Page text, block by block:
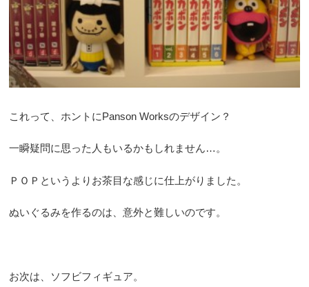
これって、ホントにPanson Worksのデザイン？
一瞬疑問に思った人もいるかもしれません…。
ＰＯＰというよりお茶目な感じに仕上がりました。
ぬいぐるみを作るのは、意外と難しいのです。
お次は、ソフビフィギュア。